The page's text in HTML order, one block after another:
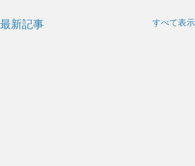
最新記事 すべて表示